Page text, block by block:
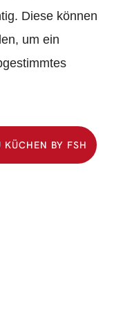
Diese können
um ein
KÜCHEN BY FSH